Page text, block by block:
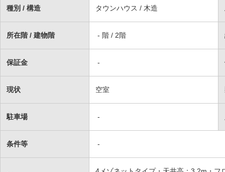
種別 / 構造 タウンハウス / 木造
所在階 / 建物階 - 階 / 2階
保証金 -
現状 空室
駐車場 -
条件等 -